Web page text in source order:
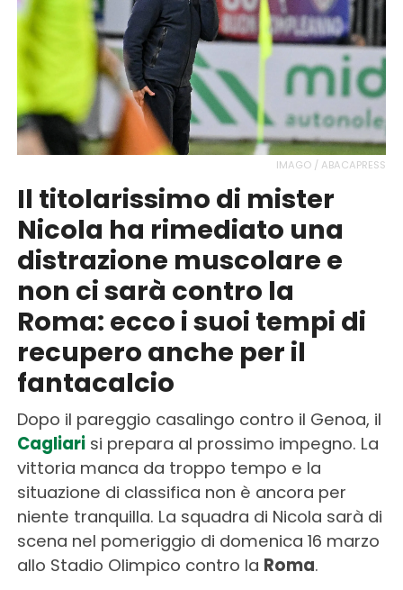
IMAGO / ABACAPRESS
Il titolarissimo di mister
Nicola ha rimediato una
distrazione muscolare e
non ci sarà contro la
Roma: ecco i suoi tempi di
recupero anche per il
fantacalcio
Dopo il pareggio casalingo contro il Genoa, il
Cagliari si prepara al prossimo impegno. La
vittoria manca da troppo tempo e la
situazione di classifica non è ancora per
niente tranquilla. La squadra di Nicola sarà di
scena nel pomeriggio di domenica 16 marzo
allo Stadio Olimpico contro la Roma.